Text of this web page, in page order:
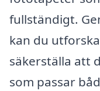
fullständigt.
kan du
säkerställa att
som passar